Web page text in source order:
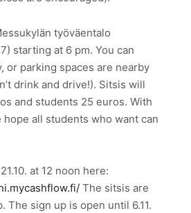
työväentalo
starting at 6 pm. You can
or parking spaces are nearby
drink and drive!). Sitsis will
and students 25 euros. With
all students who want can
at 12 noon here:
The sitsis are
The sign up is open until 6.11.